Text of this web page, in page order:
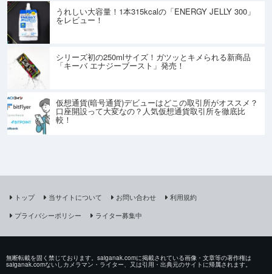
うれしい大容量！1本315kcalの「ENERGY JELLY 300」
をレビュー！
シリーズ初の250mlサイズ！ガツッとキメられる新商品
「キーバ エナジーブースト」発売！
仮想通貨(暗号通貨)デビューはどこの取引所がオススメ？
口座開設って大変なの？人気仮想通貨取引所を徹底比
較！
トップ 当サイトについて お問い合わせ
利用規約
プライバシーポリシー
ライター募集中
無断転載を固く禁じております。saiganak.comに掲載されている画像・文章等の著作権は
saiganak.comないしカメラマン・ライター、又は引用・出典元のサイトに帰属されます。